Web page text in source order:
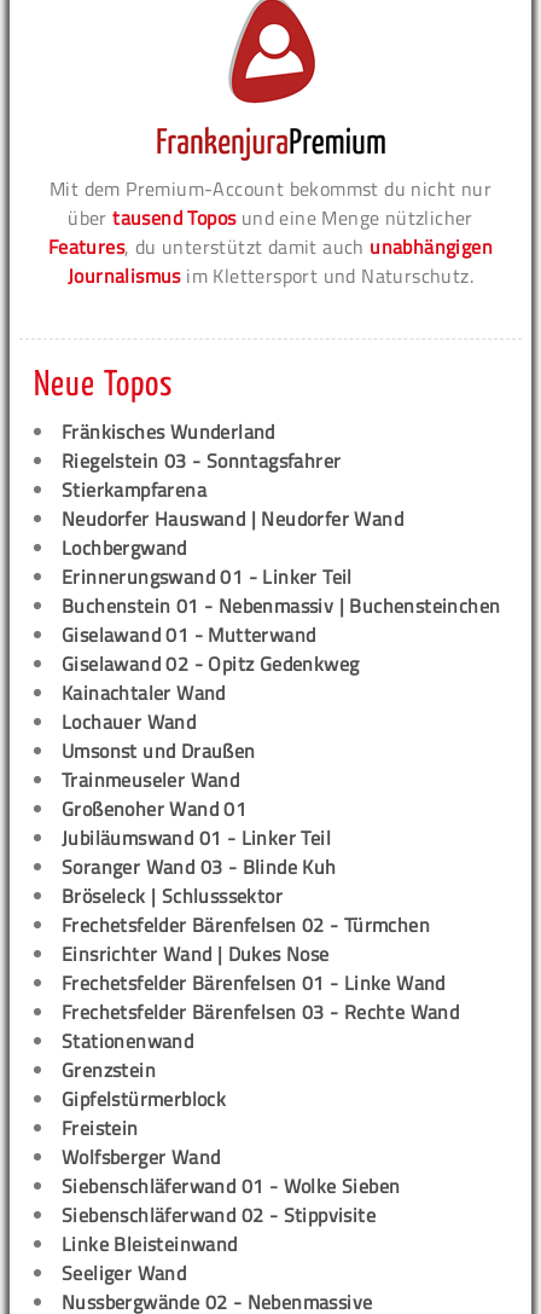
Mit dem Premium-Account bekommst du nicht nur
übertausend Toposund eine Menge nützlicher
Features, du unterstützt damit auch unabhängigen
Journalismusim Klettersport und Naturschutz.
Neue Topos
Fränkisches Wunderland
Riegelstein 03 - Sonntagsfahrer
Stierkampfarena
Neudorfer Hauswand | Neudorfer Wand
Lochbergwand
Erinnerungswand 01 - Linker Teil
Buchenstein 01 - Nebenmassiv | Buchensteinchen
Giselawand 01 - Mutterwand
Giselawand 02 - Opitz Gedenkweg
Kainachtaler Wand
Lochauer Wand
Umsonst und Draußen
Trainmeuseler Wand
Großenoher Wand 01
Jubiläumswand 01 - Linker Teil
Soranger Wand 03 - Blinde Kuh
Bröseleck | Schlusssektor
Frechetsfelder Bärenfelsen 02 - Türmchen
Einsrichter Wand | Dukes Nose
Frechetsfelder Bärenfelsen 01 - Linke Wand
Frechetsfelder Bärenfelsen 03 - Rechte Wand
Stationenwand
Grenzstein
Gipfelstürmerblock
Freistein
Wolfsberger Wand
Siebenschläferwand 01 - Wolke Sieben
Siebenschläferwand 02 - Stippvisite
Linke Bleisteinwand
Seeliger Wand
Nussbergwände 02 - Nebenmassive